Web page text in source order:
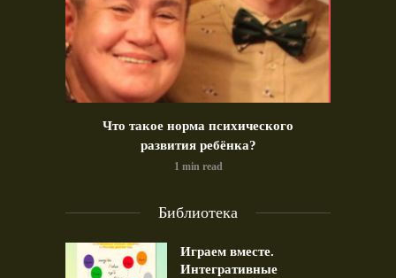
Что такое норма психического
развития ребёнка?
1 min read
Библиотека
Играем вместе.
Интегративные